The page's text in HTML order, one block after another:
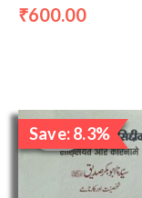
₹600.00
Save: 8.3%
Sale!
Original
price
was:
₹600.00.